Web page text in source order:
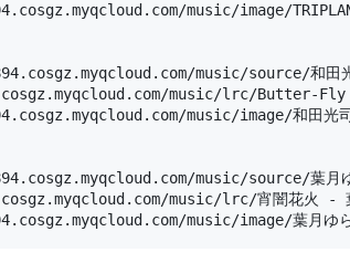
music/image/
music/source/和田
music/lrc/Butter-Fly
music/image/和田光
music/source/葉月
music/lrc/宵闇花火 -